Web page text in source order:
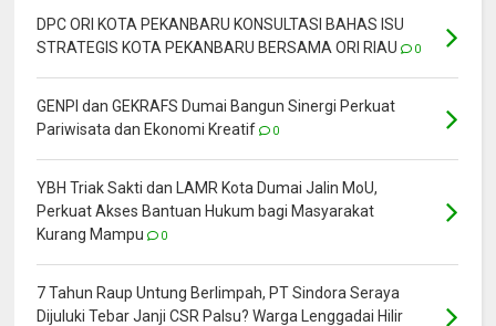
DPC ORI KOTA PEKANBARU KONSULTASI BAHAS ISU
STRATEGIS KOTA PEKANBARU BERSAMA ORI RIAU
0
GENPI dan GEKRAFS Dumai Bangun Sinergi Perkuat
Pariwisata dan Ekonomi Kreatif
0
YBH Triak Sakti dan LAMR Kota Dumai Jalin MoU,
Perkuat Akses Bantuan Hukum bagi Masyarakat
Kurang Mampu
0
7 Tahun Raup Untung Berlimpah, PT Sindora Seraya
Dijuluki Tebar Janji CSR Palsu? Warga Lenggadai Hilir